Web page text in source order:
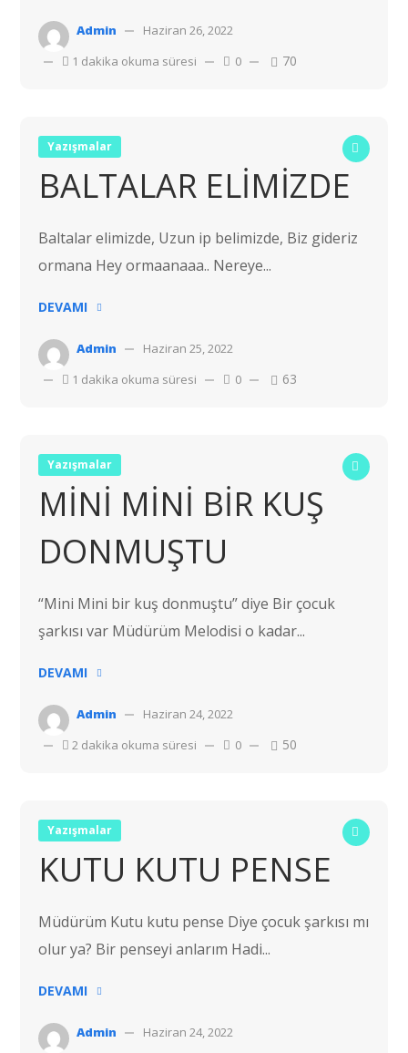
Admin
Haziran 26, 2022
1 dakika okuma süresi
0 70
Yazışmalar
BALTALAR ELİMİZDE
Baltalar elimizde, Uzun ip belimizde, Biz gideriz
ormana Hey ormaanaaa.. Nereye...
DEVAMI
Admin
Haziran 25, 2022
1 dakika okuma süresi
0 63
Yazışmalar
MİNİ MİNİ BİR KUŞ
DONMUŞTU
“Mini Mini bir kuş donmuştu” diye Bir çocuk
şarkısı var Müdürüm Melodisi o kadar...
DEVAMI
Admin
Haziran 24, 2022
2 dakika okuma süresi
0 50
Yazışmalar
KUTU KUTU PENSE
Müdürüm Kutu kutu pense Diye çocuk şarkısı mı
olur ya? Bir penseyi anlarım Hadi...
DEVAMI
Admin
Haziran 24, 2022